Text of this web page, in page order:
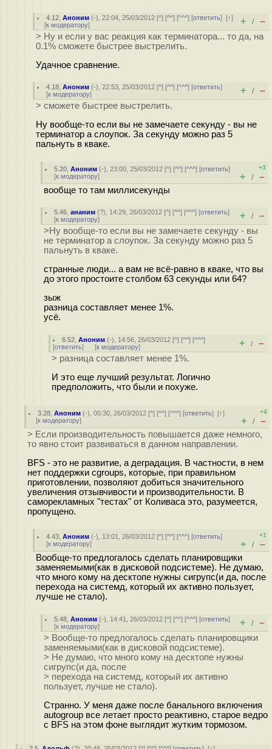
4.12 ,Аноним (-), 22:04, 25/03/2012 [^] [^^] [^^^] [ответить][↑]
[к модератору] + / –
> Ну и если у вас реакция как терминатора... то да, на
0.1% сможете быстрее выстрелить.
Удачное сравнение.
4.18 ,Аноним (-), 22:53, 25/03/2012 [^] [^^] [^^^] [ответить]
[к модератору] + / –
> сможете быстрее выстрелить.
Ну вообще-то если вы не замечаете секунду - вы не
терминатор а слоупок. За секунду можно раз 5
пальнуть в кваке.
5.20 ,Аноним (-), 23:00, 25/03/2012 [^] [^^] [^^^] [ответить]
[к модератору]
+3
+ / –
вообще то там миллисекунды
5.46 ,ананим (?), 14:29, 26/03/2012 [^] [^^] [^^^] [ответить]
[к модератору] + / –
>Ну вообще-то если вы не замечаете секунду - вы
не терминатор а слоупок. За секунду можно раз 5
пальнуть в кваке.
странные люди... а вам не всё-равно в кваке, что вы
до этого простоите столбом 63 секунды или 64?
зыж
разница составляет менее 1%.
усё.
6.52 ,Аноним (-), 14:56, 26/03/2012 [^] [^^] [^^^]
[ответить] [к модератору] + / –
> разница составляет менее 1%.
И это еще лучший результат. Логично
предположить, что были и похуже.
3.28 ,Аноним (-), 00:30, 26/03/2012 [^] [^^] [^^^] [ответить][↑]
[к модератору]
+4
+ / –
> Если производительность повышается даже немного,
то явно стоит развиваться в данном направлении.
BFS - это не развитие, а деградация. В частности, в нем
нет поддержки cgroups, которые, при правильном
приготовлении, позволяют добиться значительного
увеличения отзывчивости и производительности. В
саморекламных "тестах" от Коливаса это, разумеется,
пропущено.
4.43 ,Аноним (-), 13:01, 26/03/2012 [^] [^^] [^^^] [ответить]
[к модератору]
+1
+ / –
Вообще-то предлогалось сделать планировщики
заменяемыми(как в дисковой подсистеме). Не думаю,
что много кому на десктопе нужны сигрупс(и да, после
перехода на системд, который их активно пользует,
лучше не стало).
5.48 ,Аноним (-), 14:41, 26/03/2012 [^] [^^] [^^^] [ответить]
[к модератору] + / –
> Вообще-то предлогалось сделать планировщики
заменяемыми(как в дисковой подсистеме).
> Не думаю, что много кому на десктопе нужны
сигрупс(и да, после
> перехода на системд, который их активно
пользует, лучше не стало).
Странно. У меня даже после банального включения
autogroup все летает просто реактивно, старое ведро
с BFS на этом фоне выглядит жутким тормозом.